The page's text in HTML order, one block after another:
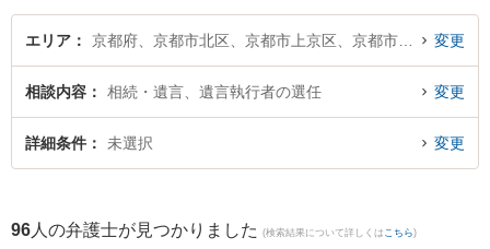
の細かな分野での絞り込み検索もでき便利です。特にあわの法律事務所の粟野
浩之弁護士や嶋田隼也法律事務所の嶋田 隼也弁護士、弁護士法人富士パートナ
執行者の選任のトラブルを今すぐに弁護士に相談したい』『遺言執行者の選任
のトラブル解決の実績豊富な近くの弁護士を検索したい』『初回相談無料で遺
言執行者の選任を法律相談できる京都市内の弁護士に相談予約したい』などで
エリア 変更
相談内容 相続・遺言、遺言執行者の選任 変更
詳細条件 未選択 変更
96 人の弁護士が見つかりました (検索結果について詳しくは こちら)